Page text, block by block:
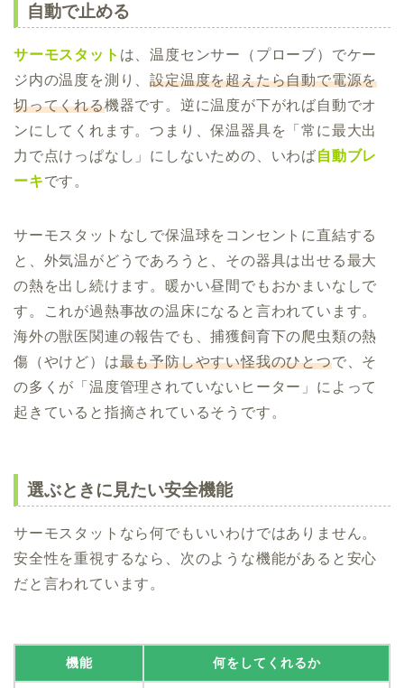
自動で止める
サーモスタット は、温度センサー（プローブ）でケー
ジ内の温度を測り、設定温度を超えたら自動で電源を
切ってくれる機器です。逆に温度が下がれば自動でオ
ンにしてくれます。つまり、保温器具を「常に最大出
力で点けっぱなし」にしないための、いわば自動ブレ
ーキです。
サーモスタットなしで保温球をコンセントに直結する
と、外気温がどうであろうと、その器具は出せる最大
の熱を出し続けます。暖かい昼間でもおかまいなしで
す。これが過熱事故の温床になると言われています。
海外の獣医関連の報告でも、捕獲飼育下の爬虫類の熱
傷（やけど）は最も予防しやすい怪我のひとつで、そ
の多くが「温度管理されていないヒーター」によって
起きていると指摘されているそうです。
選ぶときに見たい安全機能
サーモスタットなら何でもいいわけではありません。
安全性を重視するなら、次のような機能があると安心
だと言われています。
機能 何をしてくれるか